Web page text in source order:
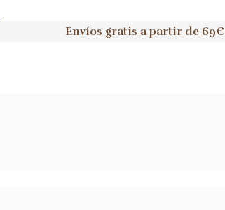
Envíos gratis a partir de 69€